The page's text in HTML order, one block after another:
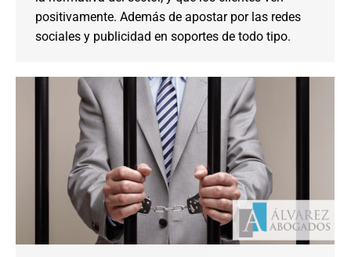
positivamente. Además de apostar por las redes
sociales y publicidad en soportes de todo tipo.